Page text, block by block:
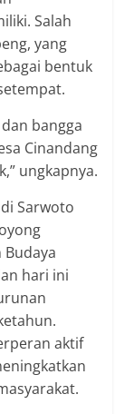
Salah
yang
bentuk
bangga
Cinandang
ungkapnya.
Sarwoto
hari ini
aktif